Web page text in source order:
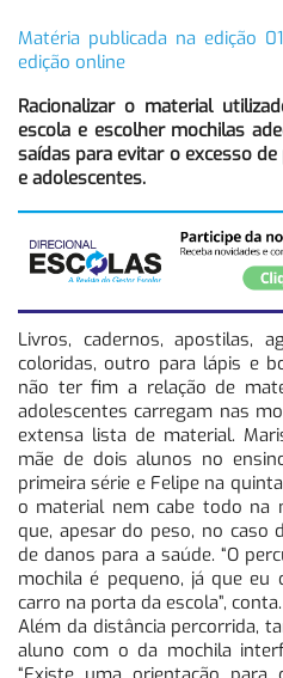
Matéria publicada na edição
edição online
Racionalizar o material
escola e escolher mochilas
saídas para evitar o excesso
e adolescentes.
Livros, cadernos, apostilas,
coloridas, outro para lápis e
não ter fim a relação de
adolescentes carregam nas
extensa lista de material.
mãe de dois alunos no
primeira série e Felipe na
o material nem cabe todo na
que, apesar do peso, no caso
de danos para a saúde. “O
mochila é pequeno, já que eu
carro na porta da escola”, conta.
Além da distância percorrida,
aluno com o da mochila